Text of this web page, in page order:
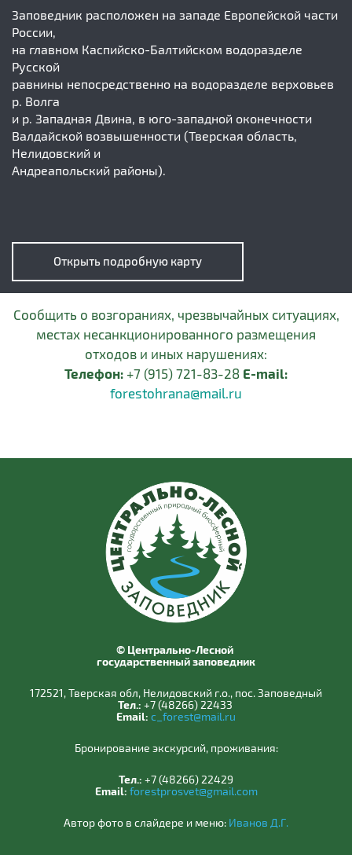
Заповедник расположен на западе Европейской части
России,
на главном Каспийско-Балтийском водоразделе
Русской
равнины непосредственно на водоразделе верховьев
р. Волга
и р. Западная Двина, в юго-западной оконечности
Валдайской возвышенности (Тверская область,
Нелидовский и
Андреапольский районы).
Открыть подробную карту
Сообщить о возгораниях, чрезвычайных ситуациях,
местах несанкционированного размещения
отходов и иных нарушениях:
Телефон: +7 (915) 721-83-28 E-mail:
forestohrana@mail.ru
© Центрально-Лесной
государственный заповедник
172521, Тверская обл, Нелидовский г.о., пос. Заповедный
Тел.: +7 (48266) 22433
Email: c_forest@mail.ru
Бронирование экскурсий, проживания:
Тел.: +7 (48266) 22429
Email: forestprosvet@gmail.com
Автор фото в слайдере и меню: Иванов Д.Г.